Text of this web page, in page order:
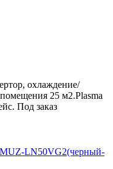
охлаждение/
25 м2.Plasma
Под заказ
LN50VG2(черный-